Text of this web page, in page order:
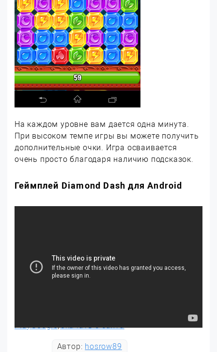
На каждом уровне вам дается одна минута.
При высоком темпе игры вы можете получить
дополнительные очки. Игра осваивается
очень просто благодаря наличию подсказок.
Геймплей Diamond Dash для Android
PlayGoogle|Скачать с сайта
Автор: hosrow89